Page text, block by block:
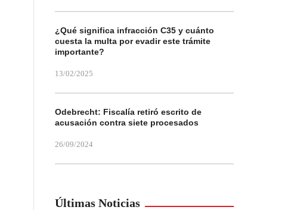
¿Qué significa infracción C35 y cuánto
cuesta la multa por evadir este trámite
importante?
13/02/2025
Odebrecht: Fiscalía retiró escrito de
acusación contra siete procesados
26/09/2024
Últimas Noticias